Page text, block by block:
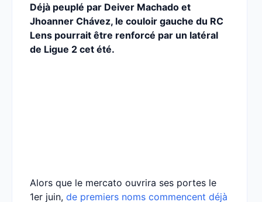
Déjà peuplé par Deiver Machado et
Jhoanner Chávez, le couloir gauche du RC
Lens pourrait être renforcé par un latéral
de Ligue 2 cet été.
Alors que le mercato ouvrira ses portes le
1er juin, de premiers noms commencent déjà